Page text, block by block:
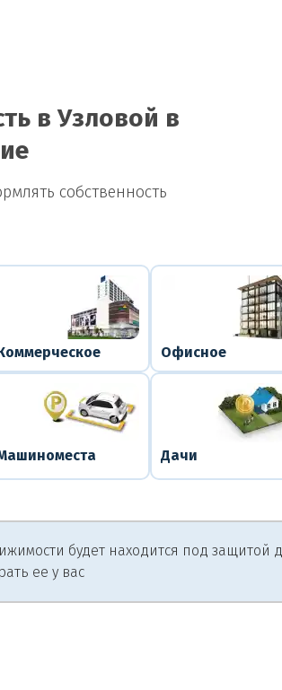
в Узловой в
собственность
Коммерческое Офисное
Дачи
будет находится под защитой
ее у вас